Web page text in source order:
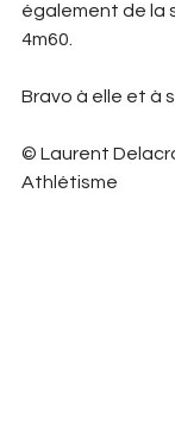
également de la
4m60.
Bravo à elle et à
© Laurent
Athlétisme